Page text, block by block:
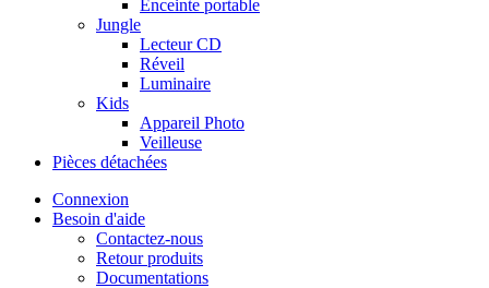
Enceinte portable
Jungle
Lecteur CD
Réveil
Luminaire
Kids
Appareil Photo
Veilleuse
Pièces détachées
Connexion
Besoin d'aide
Contactez-nous
Retour produits
Documentations